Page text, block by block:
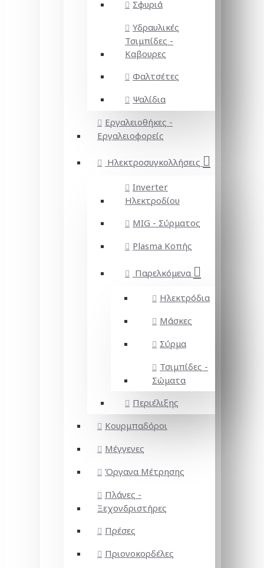
Σφυριά
Υδραυλικές
Τσιμπίδες -
Καβουρες
Φαλτσέτες
Ψαλίδια
Εργαλειοθήκες -
Εργαλειοφορείς
Ηλεκτροσυγκολλήσεις
Inverter
Ηλεκτροδίου
MIG - Σύρματος
Plasma Κοπής
Παρελκόμενα
Ηλεκτρόδια
Μάσκες
Σύρμα
Τσιμπίδες -
Σώματα
Περιέλιξης
Κουρμπαδόροι
Μέγγενες
Όργανα Μέτρησης
Πλάνες -
Ξεχονδριστήρες
Πρέσες
Πριονοκορδέλες